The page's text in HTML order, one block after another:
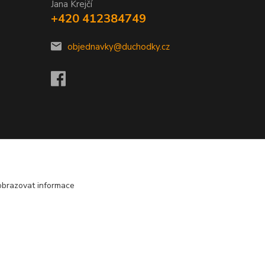
Jana Krejčí
+420 412384749
objednavky@duchodky.cz
informace